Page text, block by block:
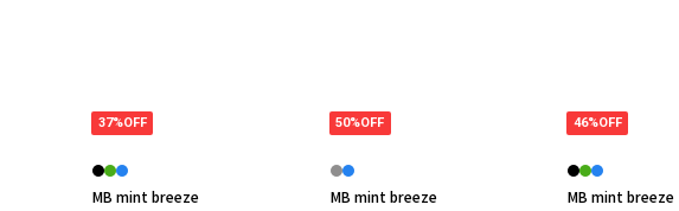
37%OFF
MB mint breeze
50%OFF
MB mint breeze
46%OFF
MB mint breeze